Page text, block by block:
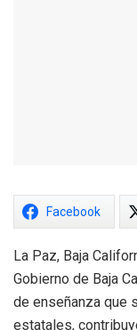
Facebook
La Paz, Baja
Gobierno de Baja
de enseñanza que
estatales,